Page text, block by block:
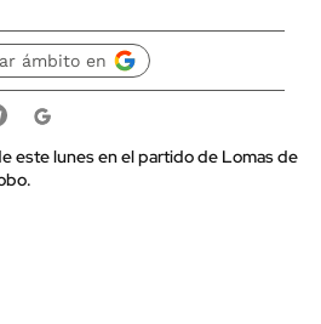
ámbito en
este lunes en el partido de Lomas de